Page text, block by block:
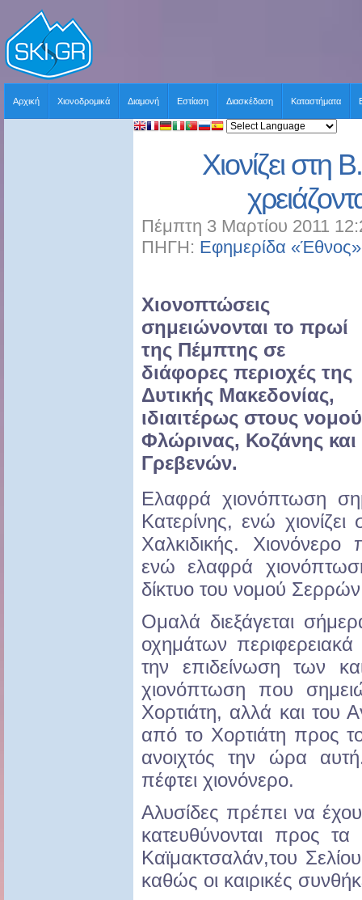
Αρχική Χιονοδρομικά Διαμονή Εστίαση Διασκέδαση Καταστήματα
Χιονίζει
Πέμπτη 3 Μαρτίου 2011
ΠΗΓΗ: Εφημερίδα «Έθνος»
Χιονοπτώσεις
σημειώνονται το πρωί
της Πέμπτης σε
διάφορες περιοχές της
Δυτικής Μακεδονίας,
ιδιαιτέρως στους
Φλώρινας, Κοζάνης και
Γρεβενών.
Ελαφρά χιονόπτωση
Κατερίνης, ενώ
Χαλκιδικής.
ενώ ελαφρά
δίκτυο του νομού
Ομαλά διεξάγεται
οχημάτων
την επιδείνωση των
χιονόπτωση που
Χορτιάτη, αλλά και του
από το Χορτιάτη προς
ανοιχτός την ώρα
πέφτει χιονόνερο.
Αλυσίδες πρέπει να
κατευθύνονται προς τα
Καϊμακτσαλάν,του
καθώς οι καιρικές